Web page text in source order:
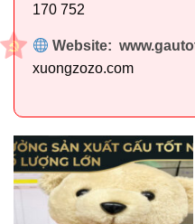
170 752
Website:
xuongzozo.com